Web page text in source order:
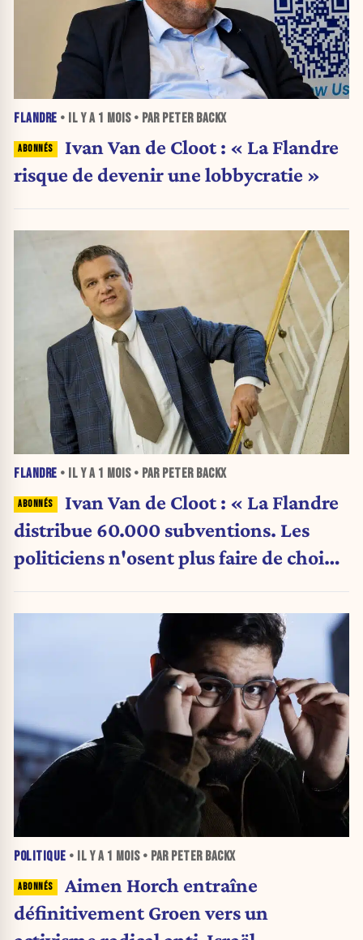
FLANDRE • IL Y A 1 MOIS• PAR PETER BACKX
Ivan Van de Cloot : « La Flandre
risque de devenir une lobbycratie »
FLANDRE • IL Y A 1 MOIS• PAR PETER BACKX
Ivan Van de Cloot : « La Flandre
distribue 60.000 subventions. Les
politiciens n'osent plus faire de choix.
POLITIQUE • IL Y A 1 MOIS• PAR PETER BACKX
Aimen Horch entraîne
définitivement Groen vers un